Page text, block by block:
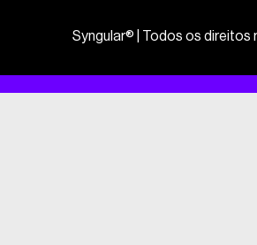
Syngular® | Todos os direitos